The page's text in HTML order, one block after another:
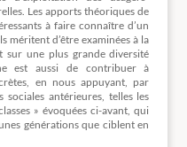
Les apports théoriques de
à faire connaître d’un
méritent d’être examinées à la
sur une plus grande diversité
est aussi de contribuer à
en nous appuyant, par
sociales antérieures, telles les
» évoquées ci-avant, qui
générations que ciblent en